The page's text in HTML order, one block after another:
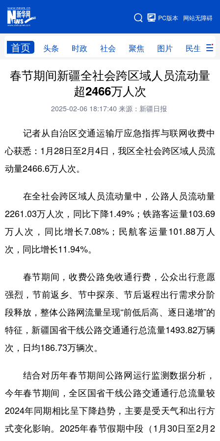
网站无障碍
PC版本
首页 头条 时政 社会 聚焦 图片 民生
网站地图
头条 时政 社会 聚焦
民生 访谈
服务
云游新疆 云端悦读 云看书画 光影新疆
人事频道 融媒体联播 廉政频道 新华视角看新疆
地方频道
北京 天津 河北 山西
辽宁 吉林 上海 江苏
山东 河南 湖北 湖南
广东 广西 海南 重庆
四川 贵州 云南 西藏
多语种频道
春节期间新疆全社会跨区域人员流动量
超2466万人次
2025-02-06 18:17:40 来源：新疆日报
记者从自治区交通运输厅应急指挥与联网收费中
心获悉：1月28日至2月4日，我区全社会跨区域人员流
动量2466.6万人次。
在全社会跨区域人员流动量中，公路人员流动量
2261.03万人次，同比下降1.49%；铁路客运量103.69
万人次，同比增长7.08%；民航客运量101.88万人
次，同比增长11.94%。
春节期间，收费公路免收通行费，公众出行意愿
强烈，节前返乡、节中探亲、节后返程出行需求分阶
段释放，整体公路网流量呈现“前低后高、逐日递增”的
特征，新疆国省干线公路交通通行总流量1493.82万辆
次，日均186.73万辆次。
结合对历年春节期间公路网运行监测数据分析，
今年春节期间，全区国省干线公路交通通行总流量较
2024年同期相比呈下降趋势，主要是受天气和出行方
式变化影响。2025年春节假期中段（1月30日至2月2